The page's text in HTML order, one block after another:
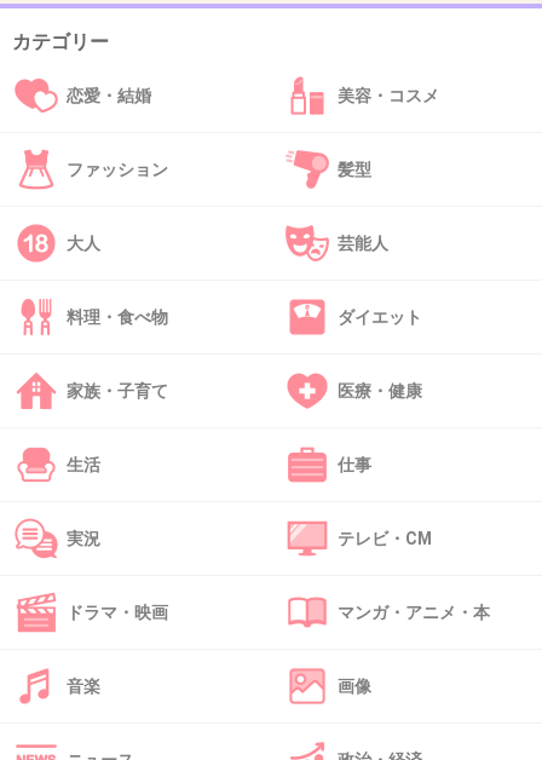
36. 匿名 2013/06/15(土) 22:57:08
笑いとれる思って、
取り上げられてしまったか
+3
今田、本気で言ってるの。大阪人として新喜劇には出てほ
しくないわ！毎週土曜日昼にある新喜劇に毎週矢口が出て
れや！潔癖人間の割には矢口の心配するんや！
38. 匿名 2013/06/16(日) 00:15:38
めだか師匠ととね
カテゴリー
恋愛・結婚 美容・コスメ
ファッション 髪型
大人 芸能人
料理・食べ物 ダイエット
家族・子育て 医療・健康
生活 仕事
実況 テレビ・CM
ドラマ・映画 マンガ・アニメ・本
音楽 画像